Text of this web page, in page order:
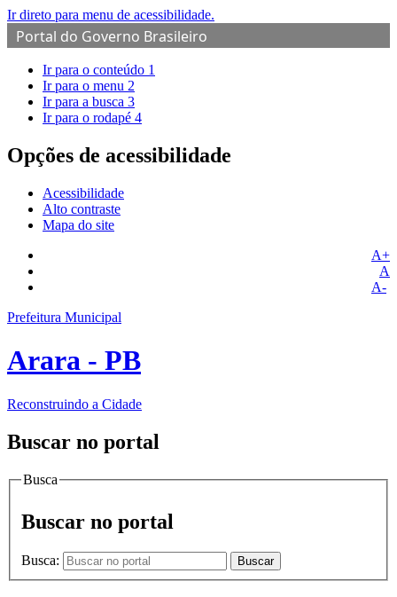
Ir direto para menu de acessibilidade.
Portal do Governo Brasileiro
Ir para o conteúdo 1
Ir para o menu 2
Ir para a busca 3
Ir para o rodapé 4
Opções de acessibilidade
Acessibilidade
Alto contraste
Mapa do site
A+
A
A-
Prefeitura Municipal
Arara - PB
Reconstruindo a Cidade
Buscar no portal
Busca
Buscar no portal
Busca: Buscar